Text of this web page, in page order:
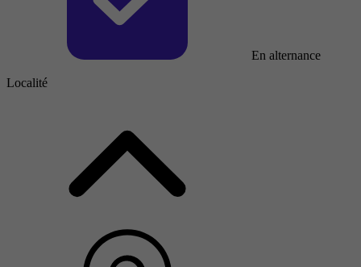
En alternance
Localité